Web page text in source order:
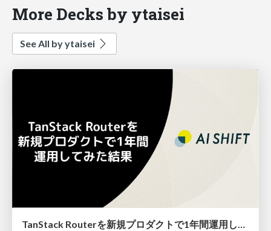
More Decks by ytaisei
See All by ytaisei
TanStack Routerを 新規プロダクトで1年間運用してみた結果